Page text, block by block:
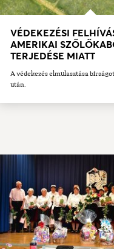
VÉDEKEZÉSI
AMERIKAI
TERJEDÉSE MIATT
A védekezés elmulasztása
után.